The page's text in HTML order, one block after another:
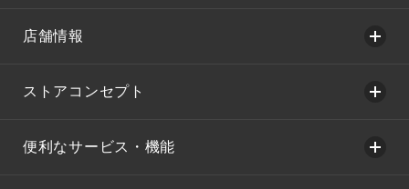
店舗情報
ストアコンセプト
便利なサービス・機能